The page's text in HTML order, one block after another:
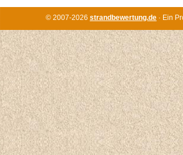
© 2007-2026 strandbewertung.de · Ein